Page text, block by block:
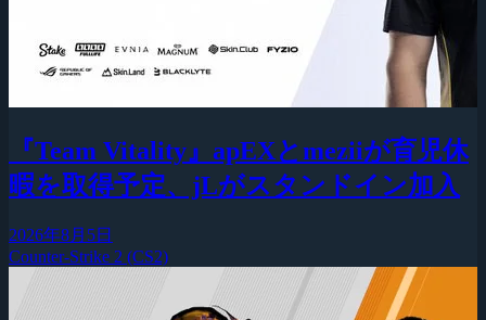
『Team Vitality』apEXとmeziiが育児休
暇を取得予定、jLがスタンドイン加入
2026年8月5日
Counter-Strike 2 (CS2)